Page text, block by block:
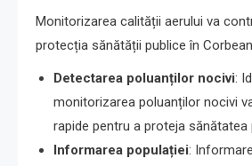
Monitorizarea calității aerului va
protecția sănătății publice în
Detectarea poluanților nocivi:
monitorizarea poluanților nocivi
rapide pentru a proteja sănătatea
Informarea populației: